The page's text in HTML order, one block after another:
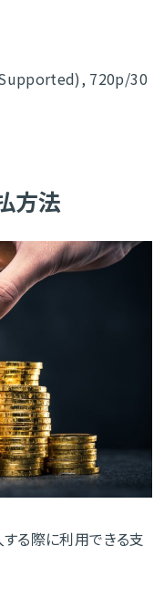
720p/30
方法
る際に利用できる支